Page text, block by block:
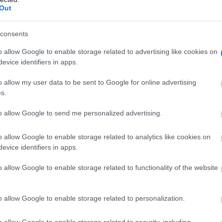
allow Google to enable storage related to advertising like cookies on
identifiers in apps.
allow my user data to be sent to Google for online advertising
allow Google to send me personalized advertising.
allow Google to enable storage related to analytics like cookies on
identifiers in apps.
allow Google to enable storage related to functionality of the website
allow Google to enable storage related to personalization.
de 2025, se han cometido un concurso de delitos de
regadío de las localidades de Manzanares y Daimiel.
en los que los autores sustraían los motores
bobinado, núcleo y carcasa.